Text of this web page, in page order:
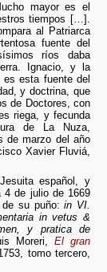
mayor es el
tiempos […].
al Patriarca
fuente del
ríos daba
Ignacio, y la
esta fuente del
y doctrina, que
de Doctores, con
riega, y fecunda
de La Nuza,
de marzo del año
Xavier Fluviá,
Jesuita español, y
4 de julio de 1669
de su puño:in VI.
in vetus &
y pratica de
Moreri, El gran
tomo tercero,